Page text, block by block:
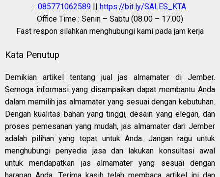
: 085771062589||
https://bit.ly/SALES_KTA
Office Time : Senin – Sabtu (08.00 – 17.00)
Fast respon silahkan menghubungi kami pada jam kerja
Kata Penutup
Demikian artikel tentang jual jas almamater di Jember.
Semoga informasi yang disampaikan dapat membantu Anda
dalam memilih jas almamater yang sesuai dengan kebutuhan.
Dengan kualitas bahan yang tinggi, desain yang elegan, dan
proses pemesanan yang mudah, jas almamater dari Jember
adalah pilihan yang tepat untuk Anda. Jangan ragu untuk
menghubungi penyedia jasa dan lakukan konsultasi awal
untuk mendapatkan jas almamater yang sesuai dengan